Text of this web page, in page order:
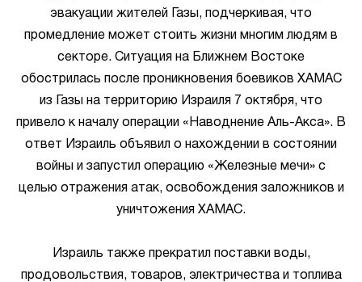
эвакуации жителей Газы, подчеркивая, что
промедление может стоить жизни многим людям в
секторе. Ситуация на Ближнем Востоке
обострилась после проникновения боевиков ХАМАС
из Газы на территорию Израиля 7 октября, что
привело к началу операции «Наводнение Аль-Акса». В
ответ Израиль объявил о нахождении в состоянии
войны и запустил операцию «Железные мечи» с
целью отражения атак, освобождения заложников и
уничтожения ХАМАС.
Израиль также прекратил поставки воды,
продовольствия, товаров, электричества и топлива